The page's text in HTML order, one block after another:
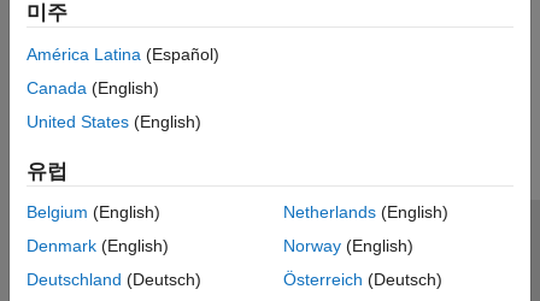
미주
América Latina (Español)
Canada (English)
United States (English)
유럽
Belgium (English)
Denmark (English)
Deutschland (Deutsch)
Netherlands(English)
Norway(English)
Österreich (Deutsch)
신뢰 센터 등록 상표 개인정보 취급방침
불법 복제 방지
애플리케이션 상태